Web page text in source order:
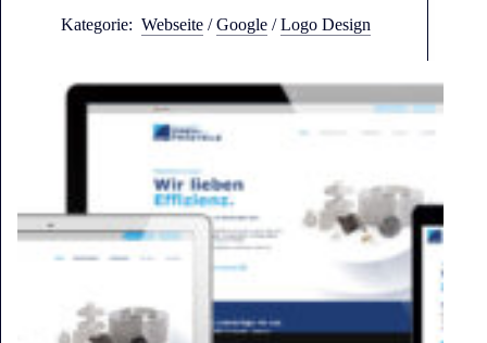
Kategorie: Webseite /Google /Logo Design